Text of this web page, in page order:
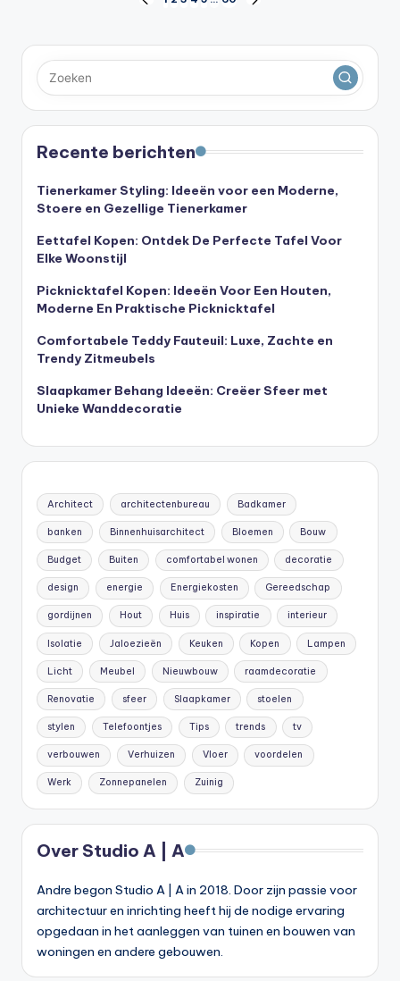
paginering
VORIGE
Recente berichten
Tienerkamer Styling: Ideeën voor een Moderne,
Stoere en Gezellige Tienerkamer
Eettafel Kopen: Ontdek De Perfecte Tafel Voor
Elke Woonstijl
Picknicktafel Kopen: Ideeën Voor Een Houten,
Moderne En Praktische Picknicktafel
Comfortabele Teddy Fauteuil: Luxe, Zachte en
Trendy Zitmeubels
Slaapkamer Behang Ideeën: Creëer Sfeer met
Unieke Wanddecoratie
Architect architectenbureau Badkamer
banken Binnenhuisarchitect Bloemen Bouw
Budget Buiten comfortabel wonen decoratie
design energie Energiekosten Gereedschap
gordijnen Hout Huis inspiratie interieur
Isolatie Jaloezieën Keuken Kopen Lampen
Licht Meubel Nieuwbouw raamdecoratie
Renovatie sfeer Slaapkamer stoelen
stylen Telefoontjes Tips trends tv
verbouwen Verhuizen Vloer voordelen
Werk Zonnepanelen Zuinig
Over Studio A | A
Andre begon Studio A | A in 2018. Door zijn passie voor
architectuur en inrichting heeft hij de nodige ervaring
opgedaan in het aanleggen van tuinen en bouwen van
woningen en andere gebouwen.